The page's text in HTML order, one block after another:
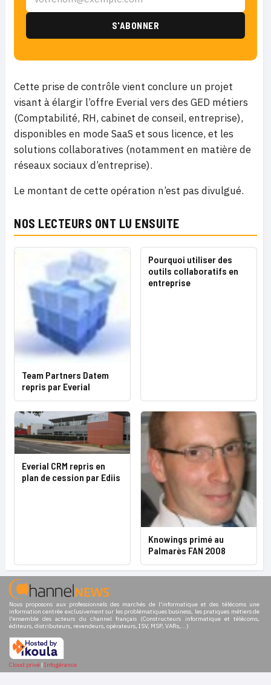
Cette prise de contrôle vient conclure un projet
visant à élargir l’offre Everial vers des GED métiers
(Comptabilité, RH, cabinet de conseil, entreprise),
disponibles en mode SaaS et sous licence, et les
solutions collaboratives (notamment en matière de
réseaux sociaux d’entreprise).
Le montant de cette opération n’est pas divulgué.
NOS LECTEURS ONT LU ENSUITE
Team Partners Datem
repris par Everial
Pourquoi utiliser des
outils collaboratifs en
entreprise
Everial CRM repris en
plan de cession par Ediis
Knowings primé au
Palmarès FAN 2008
Nous proposons aux professionnels des marchés de l'informatique et des télécoms une
information centrée exclusivement sur les problématiques business, les pratiques métiers de
l'ensemble des acteurs du channel français (Constructeurs informatique et télécoms,
éditeurs, distributeurs, revendeurs, opérateurs, ISV, MSP, VARs,...)
Cloud privé | Infogérance